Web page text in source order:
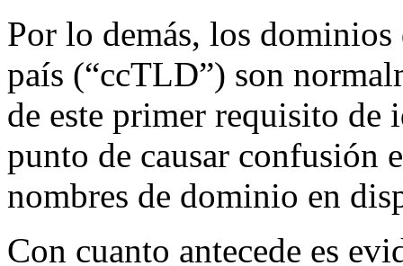
Por lo demás, los
país (“ccTLD”) son
de este primer requisito
punto de causar confusión
nombres de dominio en
Con cuanto antecede es